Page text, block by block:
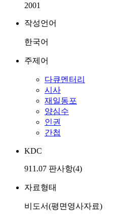
2001
작성언어
한국어
주제어
다큐멘터리
시사
재일동포
양심수
인권
간첩
KDC
911.07 판사항(4)
자료형태
비도서(평면영사자료)